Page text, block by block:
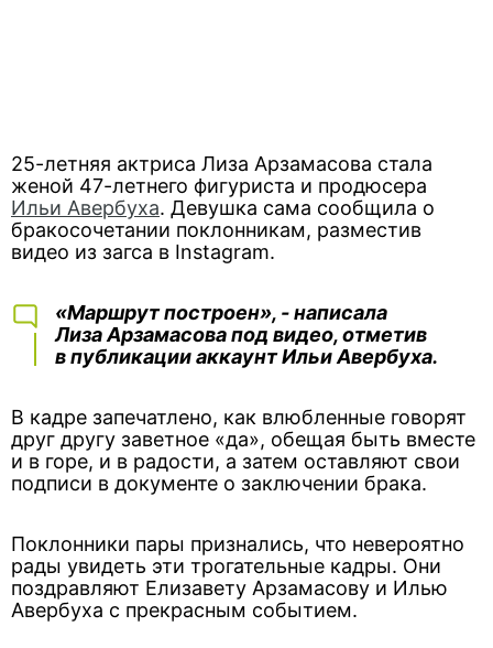
25-летняя актриса Лиза Арзамасова стала
женой 47-летнего фигуриста и продюсера
Ильи Авербуха. Девушка сама сообщила о
бракосочетании поклонникам, разместив
видео из загса в Instagram.
«Маршрут построен», - написала
Лиза Арзамасова под видео, отметив
в публикации аккаунт Ильи Авербуха.
В кадре запечатлено, как влюбленные говорят
друг другу заветное «да», обещая быть вместе
и в горе, и в радости, а затем оставляют свои
подписи в документе о заключении брака.
Поклонники пары признались, что невероятно
рады увидеть эти трогательные кадры. Они
поздравляют Елизавету Арзамасову и Илью
Авербуха с прекрасным событием.